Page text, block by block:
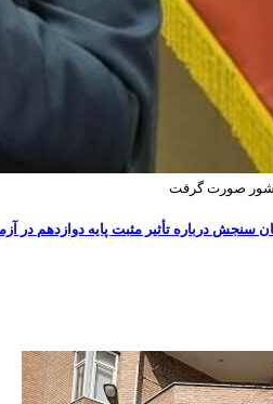
صورت گرفت
سنجش درباره تأثیر مثبت پایه دوازدهم در